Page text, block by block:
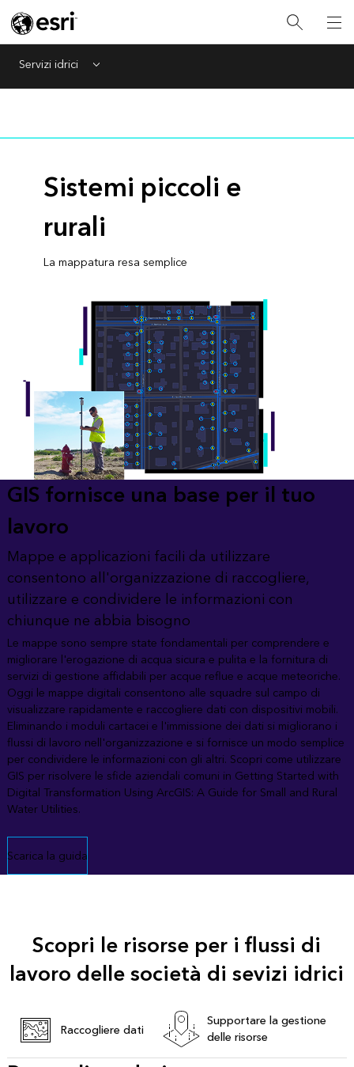
Servizi idrici Menu
Sistemi piccoli e
rurali
La mappatura resa semplice
GIS fornisce una base per il tuo
lavoro
Mappe e applicazioni facili da utilizzare
consentono all'organizzazione di raccogliere,
utilizzare e condividere le informazioni con
chiunque ne abbia bisogno
Le mappe sono sempre state fondamentali per comprendere e
migliorare l'erogazione di acqua sicura e pulita e la fornitura di
servizi di gestione affidabili per acque reflue e acque meteoriche.
Oggi le mappe digitali consentono alle squadre sul campo di
visualizzare rapidamente e raccogliere dati con dispositivi mobili.
Eliminando i moduli cartacei e l'immissione dei dati si migliorano i
flussi di lavoro nell'organizzazione e si fornisce un modo semplice
per condividere le informazioni con gli altri. Scopri come utilizzare
GIS per risolvere le sfide aziendali comuni in Getting Started with
Digital Transformation Using ArcGIS: A Guide for Small and Rural
Water Utilities.
Scarica la guida
Scopri le risorse per i flussi di
lavoro delle società di sevizi idrici
Raccogliere dati
Supportare la gestione
delle risorse